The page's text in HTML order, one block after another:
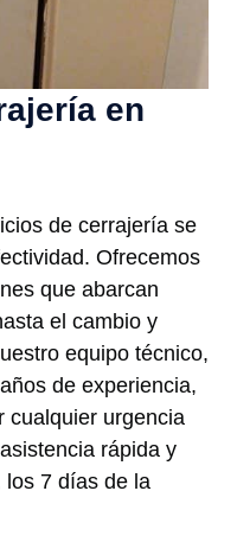
en
de cerrajería se
Ofrecemos
que abarcan
el cambio y
equipo técnico,
de experiencia,
cualquier urgencia
rápida y
los 7 días de la